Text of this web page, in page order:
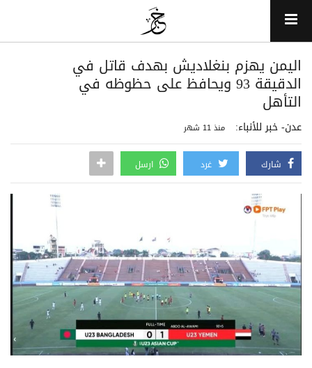
اليمن يهزم بنغلاديش بهدف قاتل في
الدقيقة 93 ويحافظ على حظوظه في
التأهل
عدن- خبر للأنباء: منذ 11 شهر
شارك غرد ارسل